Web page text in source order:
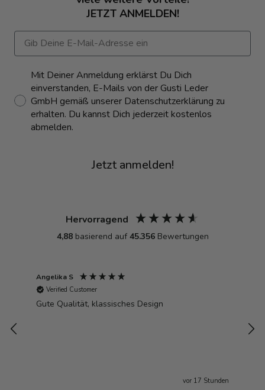
JETZT ANMELDEN!
Email
Consent Button
Mit Deiner Anmeldung erklärst Du Dich
einverstanden, E-Mails von der Gusti Leder
GmbH gemäß unserer Datenschutzerklärung zu
erhalten. Du kannst Dich jederzeit kostenlos
abmelden.
Jetzt anmelden!
Hervorragend
4,88 basierend auf 45.356 Bewertungen
Angelika S
Verified Customer
Gute Qualität, klassisches Design
vor 17 Stunden